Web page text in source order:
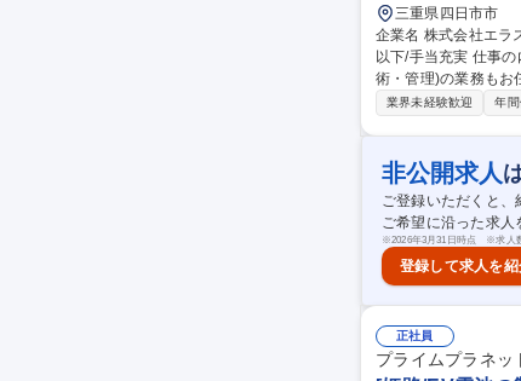
三重県四日市市
企業名 株式会社エラストミックス 求人名 【四日市/品質保証】
以下/手当充実 仕事の内容 当面は、品質保証に関する業務をお任せいたします。 将来的には、生産部門(生産技
術・管理)の業務もお任
理業務、仕入先監査
マネジメントおよび
・生産技術・・・生産性の改善、品質の向上な
平均残業10時間以下/
業界未経験歓迎 年
非公開求人
ご登録いただくと、
ご希望に沿った求人
※2026年3月31日時点 ※求人
登録して求人を
正社員
プライムプラネッ